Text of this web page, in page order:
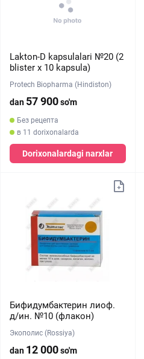
Lakton-D kapsulalari №20 (2
blister х 10 kapsula)
Protech Biopharma (Hindiston)
dan 57 900so'm
Без рецепта
в 11 dorixonalarda
Dorixonalardagi narxlar
Бифидумбактерин лиоф.
д/ин. №10 (флакон)
Экополис (Rossiya)
dan 12 000so'm